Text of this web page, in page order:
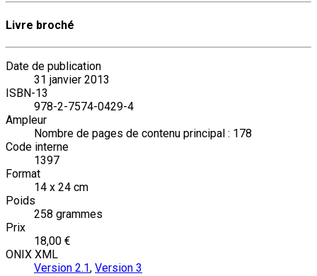
Livre broché
Date de publication
31 janvier 2013
ISBN-13
978-2-7574-0429-4
Ampleur
Nombre de pages de contenu principal : 178
Code interne
1397
Format
14 x 24 cm
Poids
258 grammes
Prix
18,00 €
ONIX XML
Version 2.1, Version 3